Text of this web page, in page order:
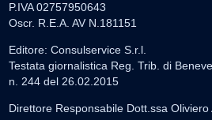
P.IVA 02757950643
Oscr. R.E.A. AV N.181151
Editore: Consulservice S.r.l.
Testata giornalistica Reg. Trib. di
n. 244 del 26.02.2015
Direttore Responsabile Dott.ssa Oliviero